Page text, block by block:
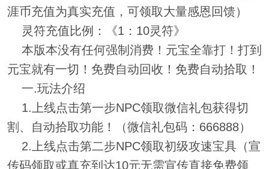
涯币充值为真实充值，可领取大量感恩回馈）
灵符充值比例：《1：10灵符》
本版本没有任何强制消费！元宝全靠打！打到
元宝就有一切！免费自动回收！免费自动拾取！
一.玩法介绍
1.上线点击第一步NPC领取微信礼包获得切
割、自动拾取功能！（微信礼包码：666888）
2.上线点击第二步NPC领取初级攻速宝具（宣
传码领取或真充到达10元无需宣传直接免费领